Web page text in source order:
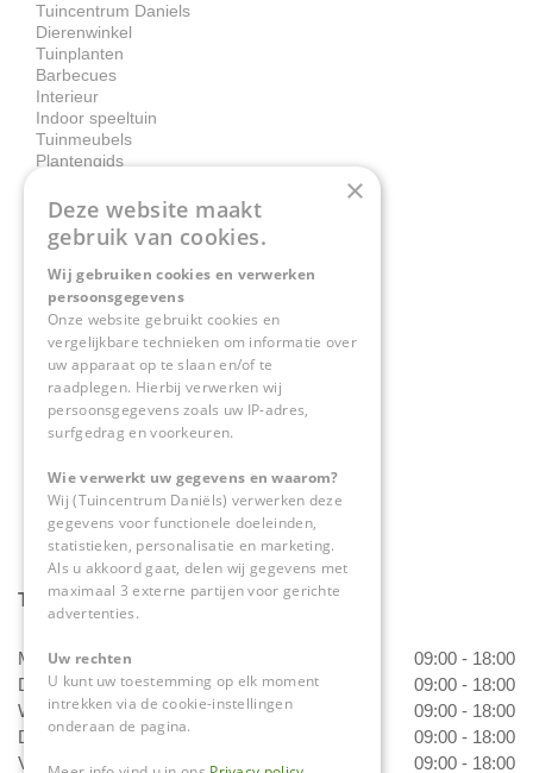
Tuincentrum Daniels
Dierenwinkel
Tuinplanten
Barbecues
Interieur
Indoor speeltuin
Tuinmeubels
Plantengids
Contact
Tuincentrum Daniëls
Herkenbosserweg 4
6063 NL Vlodrop
0475-534298
info@tuincentrumdaniels.nl
Tuincentrum Daniëls
Maandag
09:00 - 18:00
Dinsdag
09:00 - 18:00
Woensdag
09:00 - 18:00
Donderdag
09:00 - 18:00
Vrijdag
09:00 - 18:00
×
Deze website maakt
gebruik van cookies.
Wij gebruiken cookies en verwerken
persoonsgegevens
Onze website gebruikt cookies en
vergelijkbare technieken om informatie over
uw apparaat op te slaan en/of te
raadplegen. Hierbij verwerken wij
persoonsgegevens zoals uw IP-adres,
surfgedrag en voorkeuren.
Wie verwerkt uw gegevens en waarom?
Wij (Tuincentrum Daniëls) verwerken deze
gegevens voor functionele doeleinden,
statistieken, personalisatie en marketing.
Als u akkoord gaat, delen wij gegevens met
maximaal 3 externe partijen voor gerichte
advertenties.
Uw rechten
U kunt uw toestemming op elk moment
intrekken via de cookie-instellingen
onderaan de pagina.